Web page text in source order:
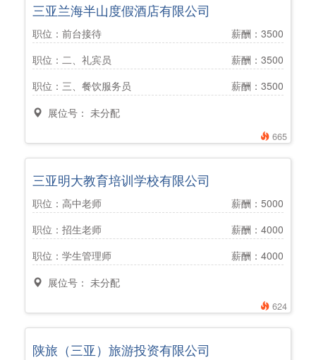
665
三亚兰海半山度假酒店有限公司
职位：前台接待
薪酬：3500
职位：二、礼宾员
薪酬：3500
职位：三、餐饮服务员
薪酬：3500
展位号： 未分配
624
三亚明大教育培训学校有限公司
职位：高中老师
薪酬：5000
职位：招生老师
薪酬：4000
职位：学生管理师
薪酬：4000
展位号： 未分配
陕旅（三亚）旅游投资有限公司